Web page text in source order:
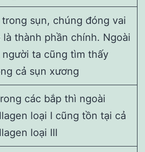
trong sụn, chúng đóng vai
là thành phần chính. Ngoài
người ta cũng tìm thấy
cả sụn xương
các bắp thì ngoài
loại I cũng tồn tại cả
loại III